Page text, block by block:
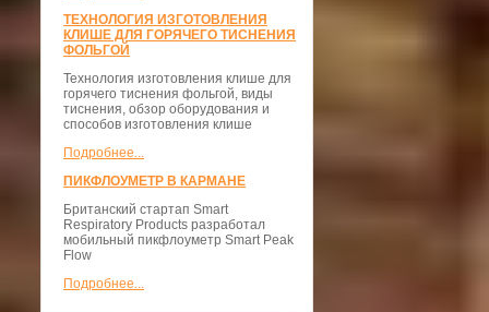
ТЕХНОЛОГИЯ ИЗГОТОВЛЕНИЯ
КЛИШЕ ДЛЯ ГОРЯЧЕГО ТИСНЕНИЯ
ФОЛЬГОЙ
Технология изготовления клише для
горячего тиснения фольгой, виды
тиснения, обзор оборудования и
способов изготовления клише
Подробнее...
ПИКФЛОУМЕТР В КАРМАНЕ
Британский стартап Smart
Respiratory Products разработал
мобильный пикфлоуметр Smart Peak
Flow
Подробнее...